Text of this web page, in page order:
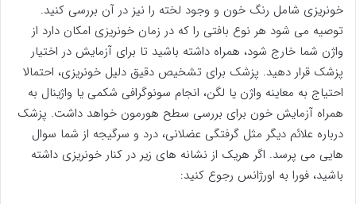
خونریزی شامل رنگ خون و وجود لخته را نیز در آن بررسی کنید.
توصیه می شود هر نوع بافتی را که در زمان خونریزی امکان دارد از
واژن شما خارج شود، همراه داشته باشید تا برای آزمایش در اختیار
پزشک قرار دهید. پزشک برای تشخیص دقیق دلیل خونریزی، احتمالا
احتیاج به معاینه واژن یا لگن، انجام سونوگرافی شکمی یا واژینال به
همراه آزمایش خون برای بررسی سطح هورمون خواهد داشت. پزشک
درباره علائم دیگر مثل گرفتگی عضلانی، درد و سرگیجه از شما سوال
هایی می پرسد. اگر هریک از نشانه های زیر در کنار خونریزی داشته
باشید، فورا به اورژانس رجوع کنید: